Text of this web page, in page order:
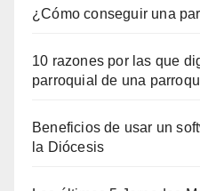
¿Cómo conseguir una
10 razones por las que
parroquial de una
Beneficios de usar un
la Diócesis